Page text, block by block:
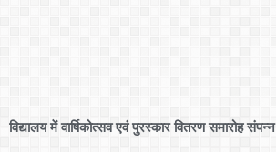
विद्यालय में वार्षिकोत्सव एवं पुरस्कार वितरण समारोह संपन्न